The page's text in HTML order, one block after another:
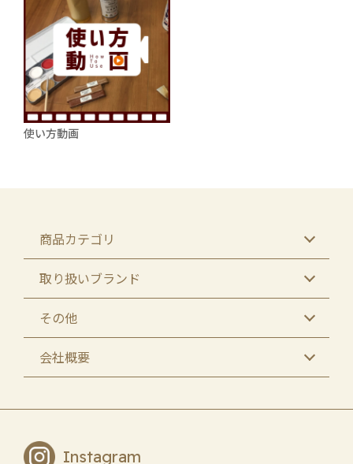
使い方動画
商品カテゴリ
取り扱いブランド
その他
会社概要
Instagram